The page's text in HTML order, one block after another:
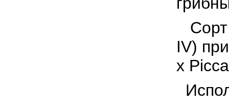
Сорт
IV)
x